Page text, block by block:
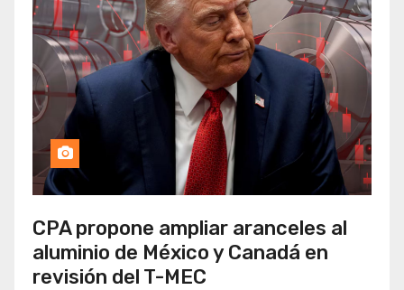
CPA propone ampliar aranceles al
aluminio de México y Canadá en
revisión del T-MEC